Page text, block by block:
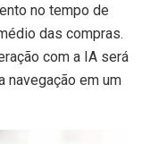
no tempo de
das compras.
com a IA será
navegação em um